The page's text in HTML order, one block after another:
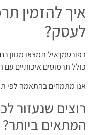
איך להזמין
לעסק?
בפורטמן איל תמצאו מגוון
כולל תרמוסים איכותיים
אנו מתמחים בהתאמה לפי
רוצים שנעזור
המתאים ביותר?